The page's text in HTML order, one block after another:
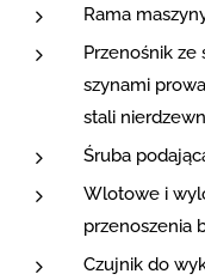
Rama
Przenośnik
szynami
stali
Śruba
Wlotowe i
przenoszenia
Czujnik do